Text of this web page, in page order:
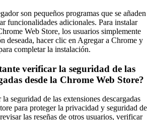
son pequeños programas que se añaden
funcionalidades adicionales. Para instalar
Web Store, los usuarios simplemente
deseada, hacer clic en Agregar a Chrome y
completar la instalación.
verificar la seguridad de las
desde la Chrome Web Store?
seguridad de las extensiones descargadas
para proteger la privacidad y seguridad de
las reseñas de otros usuarios, verificar